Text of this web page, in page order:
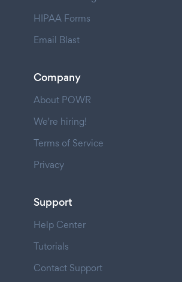
HIPAA Forms
Email Blast
Company
About POWR
We're hiring!
Terms of Service
Privacy
Support
Help Center
Tutorials
Contact Support